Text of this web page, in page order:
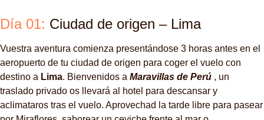
Día 01: Ciudad de origen – Lima
Vuestra aventura comienza presentándose 3 horas antes en el
aeropuerto de tu ciudad de origen para coger el vuelo con
destino a Lima. Bienvenidos a Maravillas de Perú , un
traslado privado os llevará al hotel para descansar y
aclimataros tras el vuelo. Aprovechad la tarde libre para pasear